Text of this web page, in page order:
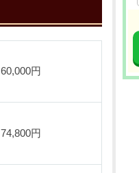
60,000円
74,800円